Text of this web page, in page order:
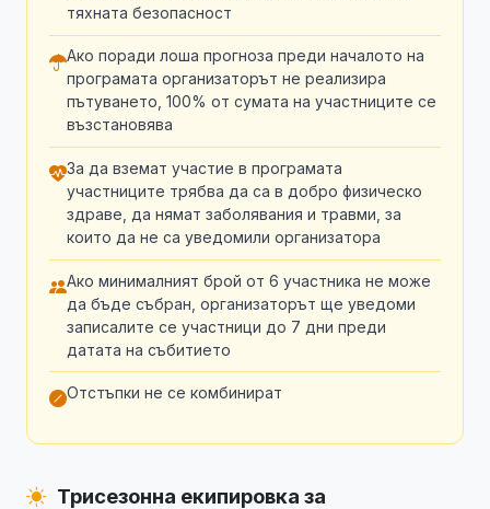
тяхната безопасност
Ако поради лоша прогноза преди началото на
програмата организаторът не реализира
пътуването, 100% от сумата на участниците се
възстановява
За да вземат участие в програмата
участниците трябва да са в добро физическо
здраве, да нямат заболявания и травми, за
които да не са уведомили организатора
Ако минималният брой от 6 участника не може
да бъде събран, организаторът ще уведоми
записалите се участници до 7 дни преди
датата на събитието
Отстъпки не се комбинират
Трисезонна екипировка за